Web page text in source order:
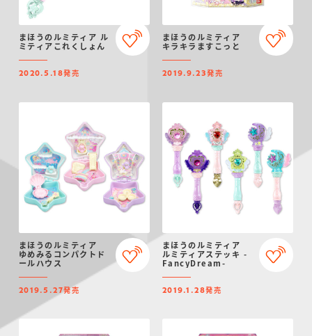
まほうのルミティア ル
ミティアこれくしょん
2020.5.18発売
まほうのルミティア
キラキラますこっと
2019.9.23発売
まほうのルミティア
ゆめみるコンパクトド
ールハウス
2019.5.27発売
まほうのルミティア
ルミティアステッキ -
FancyDream-
2019.1.28発売